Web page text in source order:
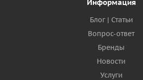
Информация
Блог | Статьи
Вопрос-ответ
Бренды
Новости
Услуги